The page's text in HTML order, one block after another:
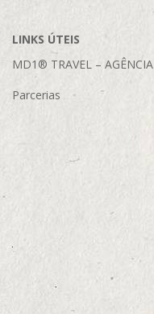
LINKS ÚTEIS
MD1® TRAVEL – AGÊNCIA
Parcerias